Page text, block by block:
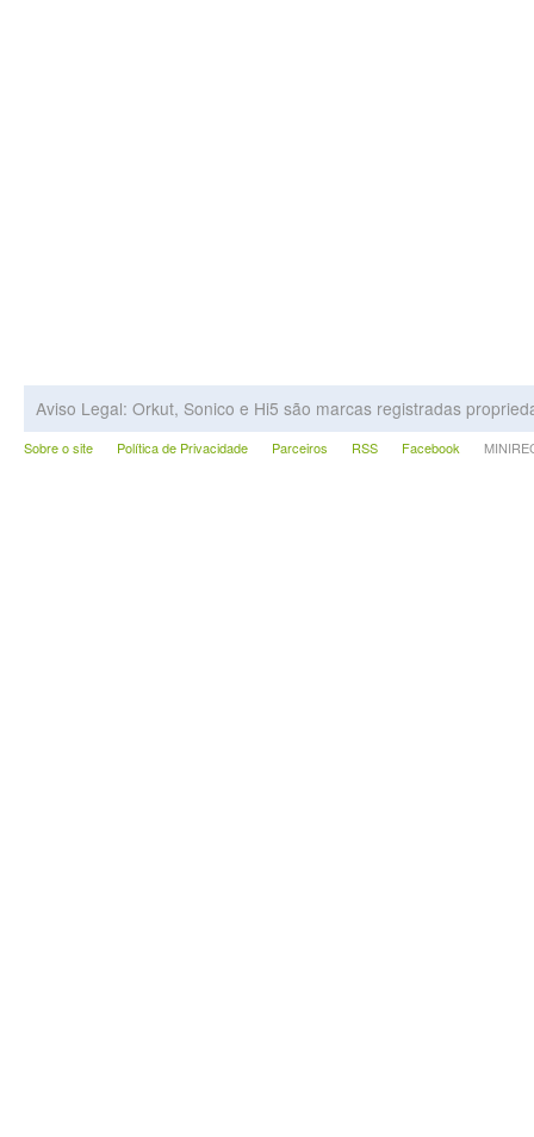
Aviso Legal: Orkut, Sonico e Hi5 são marcas registradas
Sobre o site Política de Privacidade Parceiros RSS Facebook